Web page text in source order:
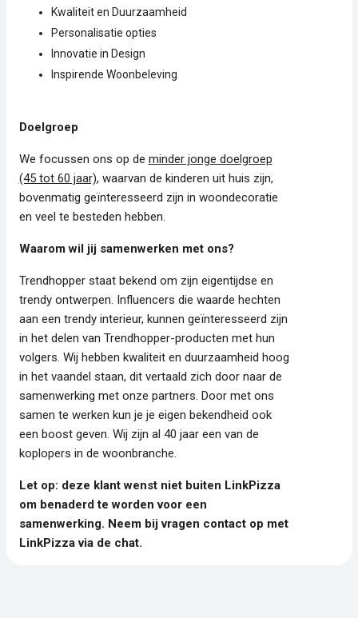
Kwaliteit en Duurzaamheid
Personalisatie opties
Innovatie in Design
Inspirende Woonbeleving
Doelgroep
We focussen ons op de minder jonge doelgroep
(45 tot 60 jaar), waarvan de kinderen uit huis zijn,
bovenmatig geïnteresseerd zijn in woondecoratie
en veel te besteden hebben.
Waarom wil jij samenwerken met ons?
Trendhopper staat bekend om zijn eigentijdse en
trendy ontwerpen. Influencers die waarde hechten
aan een trendy interieur, kunnen geïnteresseerd zijn
in het delen van Trendhopper-producten met hun
volgers. Wij hebben kwaliteit en duurzaamheid hoog
in het vaandel staan, dit vertaald zich door naar de
samenwerking met onze partners. Door met ons
samen te werken kun je je eigen bekendheid ook
een boost geven. Wij zijn al 40 jaar een van de
koplopers in de woonbranche.
Let op: deze klant wenst niet buiten LinkPizza
om benaderd te worden voor een
samenwerking. Neem bij vragen contact op met
LinkPizza via de chat.